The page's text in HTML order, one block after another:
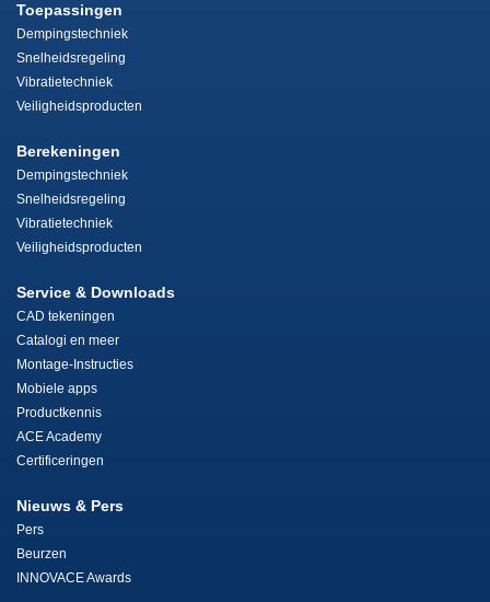
Toepassingen
Dempingstechniek
Snelheidsregeling
Vibratietechniek
Veiligheidsproducten
Berekeningen
Dempingstechniek
Snelheidsregeling
Vibratietechniek
Veiligheidsproducten
Service & Downloads
CAD tekeningen
Catalogi en meer
Montage-Instructies
Mobiele apps
Productkennis
ACE Academy
Certificeringen
Nieuws & Pers
Pers
Beurzen
INNOVACE Awards